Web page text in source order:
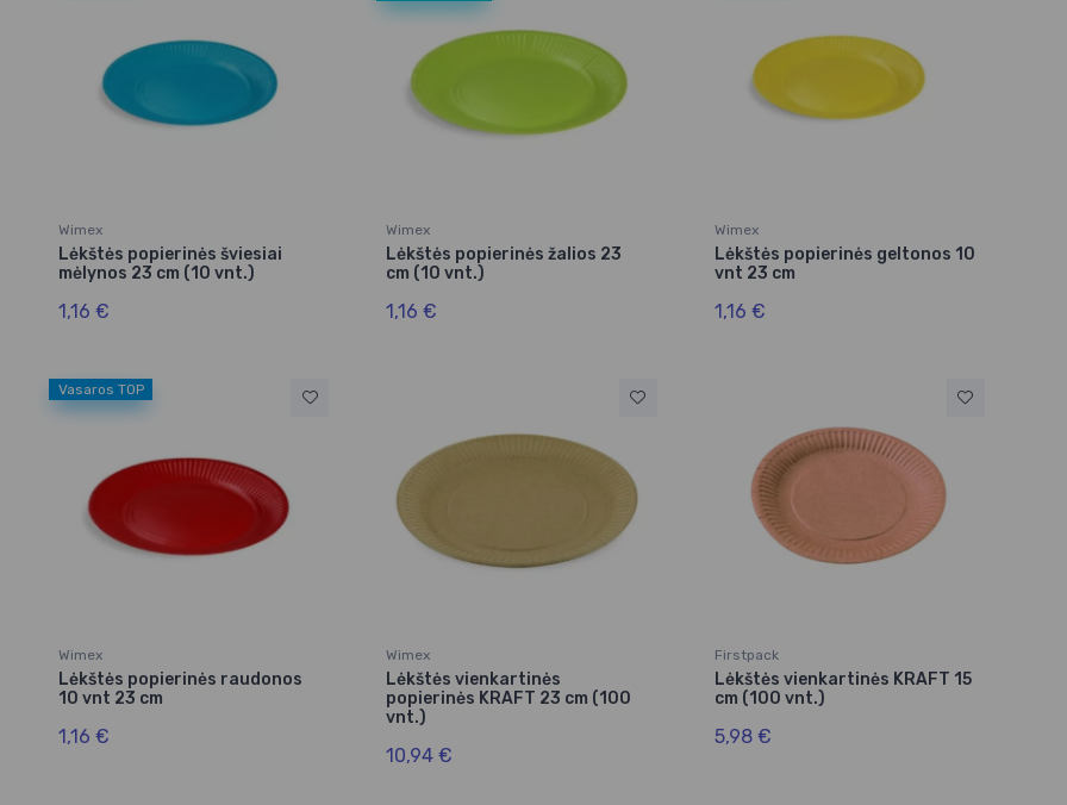
Wimex
Lėkštės popierinės šviesiai
mėlynos 23 cm (10 vnt.)
1,16 €
Wimex
Lėkštės popierinės žalios 23
cm (10 vnt.)
1,16 €
Wimex
Lėkštės popierinės geltonos 10
vnt 23 cm
1,16 €
Vasaros TOP
Wimex
Lėkštės popierinės raudonos
10 vnt 23 cm
1,16 €
Wimex
Lėkštės vienkartinės
popierinės KRAFT 23 cm (100
vnt.)
10,94 €
Firstpack
Lėkštės vienkartinės KRAFT 15
cm (100 vnt.)
5,98 €